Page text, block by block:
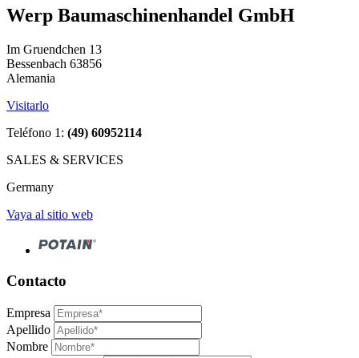
Werp Baumaschinenhandel GmbH
Im Gruendchen 13
Bessenbach 63856
Alemania
Visitarlo
Teléfono 1: (49) 60952114
SALES & SERVICES
Germany
Vaya al sitio web
Contacto
Empresa
Apellido
Nombre